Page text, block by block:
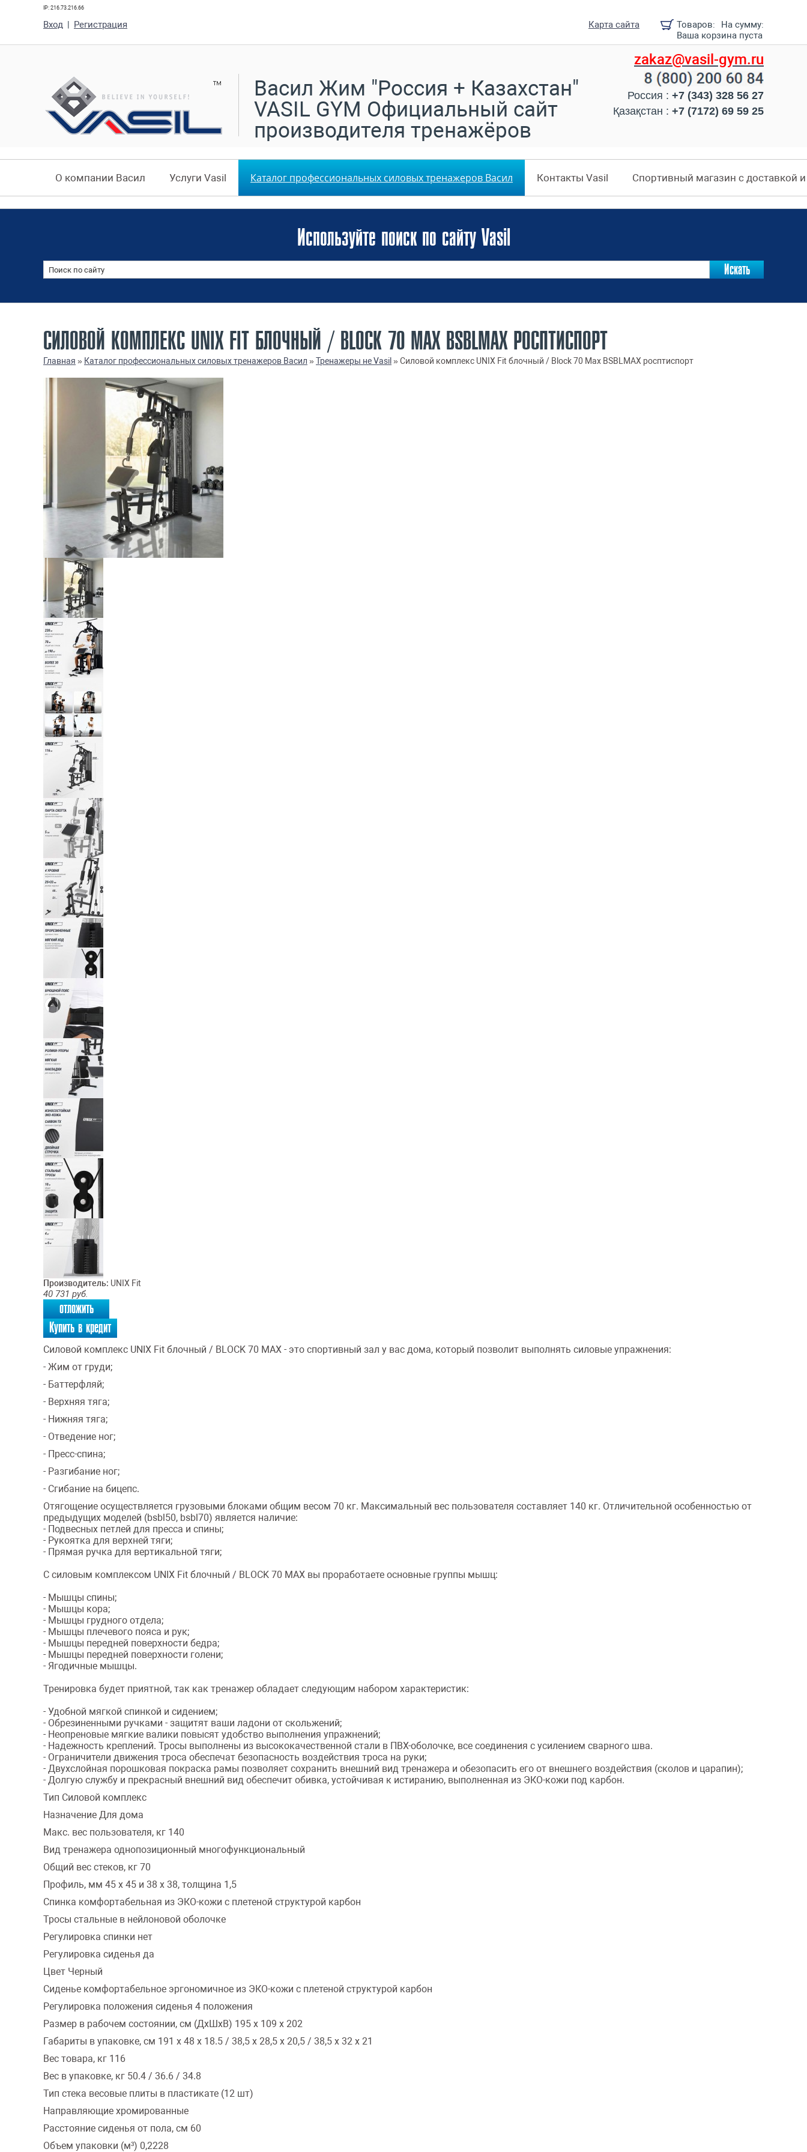
IP: 216.73.216.66
Товаров:
На сумму:
Ваша корзина пуста
Карта сайта
Вход | Регистрация
zakaz@vasil-gym.ru
Россия : +7 (343) 328 56 27
Қазақстан : +7 (7172) 69 59 25
Васил Жим "Россия + Казахстан"
VASIL GYM Официальный сайт
производителя тренажёров
О компании Васил Услуги Vasil Каталог профессиональных силовых тренажеров Васил Контакты Vasil Спортивный магазин с доставкой
Используйте поиск по сайту Vasil
СИЛОВОЙ КОМПЛЕКС UNIX FIT БЛОЧНЫЙ / BLOCK 70 MAX BSBLMAX РОСПТИСПОРТ
Главная » Каталог профессиональных силовых тренажеров Васил »Тренажеры не Vasil »Силовой комплекс UNIX Fit блочный / Block 70 Max BSBLMAX росптиспорт
Производитель: UNIX Fit
40 731 руб.
отложить
Купить в кредит
Силовой комплекс UNIX Fit блочный / BLOCK 70 MAX - это спортивный зал у вас дома, который позволит выполнять силовые упражнения:
- Жим от груди;
- Баттерфляй;
- Верхняя тяга;
- Нижняя тяга;
- Отведение ног;
- Пресс-спина;
- Разгибание ног;
- Сгибание на бицепс.
Отягощение осуществляется грузовыми блоками общим весом 70 кг. Максимальный вес пользователя составляет 140 кг. Отличительной особенностью от
предыдущих моделей (bsbl50, bsbl70) является наличие:
- Подвесных петлей для пресса и спины;
- Рукоятка для верхней тяги;
- Прямая ручка для вертикальной тяги;
С силовым комплексом UNIX Fit блочный / BLOCK 70 MAX вы проработаете основные группы мышц:
- Мышцы спины;
- Мышцы кора;
- Мышцы грудного отдела;
- Мышцы плечевого пояса и рук;
- Мышцы передней поверхности бедра;
- Мышцы передней поверхности голени;
- Ягодичные мышцы.
Тренировка будет приятной, так как тренажер обладает следующим набором характеристик:
- Удобной мягкой спинкой и сидением;
- Обрезиненными ручками - защитят ваши ладони от скольжений;
- Неопреновые мягкие валики повысят удобство выполнения упражнений;
- Надежность креплений. Тросы выполнены из высококачественной стали в ПВХ-оболочке, все соединения с усилением сварного шва.
- Ограничители движения троса обеспечат безопасность воздействия троса на руки;
- Двухслойная порошковая покраска рамы позволяет сохранить внешний вид тренажера и обезопасить его от внешнего воздействия (сколов и царапин);
- Долгую службу и прекрасный внешний вид обеспечит обивка, устойчивая к истиранию, выполненная из ЭКО-кожи под карбон.
Тип Силовой комплекс
Назначение Для дома
Макс. вес пользователя, кг 140
Вид тренажера однопозиционный многофункциональный
Общий вес стеков, кг 70
Профиль, мм 45 х 45 и 38 х 38, толщина 1,5
Спинка комфортабельная из ЭКО-кожи с плетеной структурой карбон
Тросы стальные в нейлоновой оболочке
Регулировка спинки нет
Регулировка сиденья да
Цвет Черный
Сиденье комфортабельное эргономичное из ЭКО-кожи с плетеной структурой карбон
Регулировка положения сиденья 4 положения
Размер в рабочем состоянии, см (ДхШхВ) 195 х 109 х 202
Габариты в упаковке, см 191 х 48 х 18.5 / 38,5 х 28,5 х 20,5 / 38,5 х 32 х 21
Вес товара, кг 116
Вес в упаковке, кг 50.4 / 36.6 / 34.8
Тип стека весовые плиты в пластикате (12 шт)
Направляющие хромированные
Расстояние сиденья от пола, см 60
Объем упаковки (м³) 0,2228